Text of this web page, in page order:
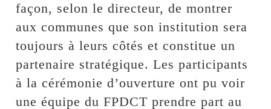
façon, selon le directeur, de montrer
aux communes que son institution sera
toujours à leurs côtés et constitue un
partenaire stratégique. Les participants
à la cérémonie d’ouverture ont pu voir
une équipe du FPDCT prendre part au